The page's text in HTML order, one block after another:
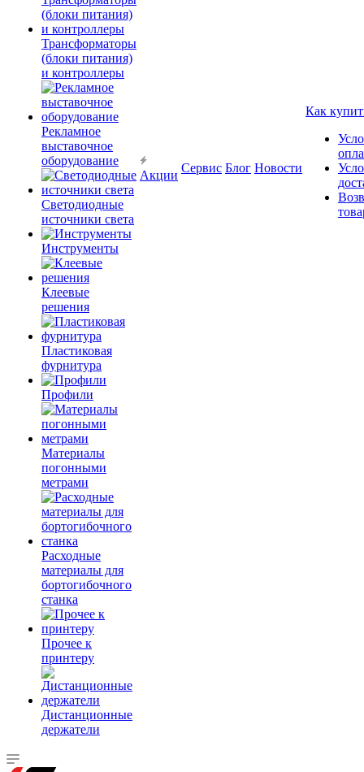
Трансформаторы
(блоки питания)
и контроллеры
Рекламное
выставочное
оборудование
Светодиодные
источники света
Инструменты
Клеевые
решения
Пластиковая
фурнитура
Профили
Материалы
погонными
метрами
Расходные
материалы для
бортогибочного
станка
Прочее к
принтеру
Дистанционные
держатели
Акции
Сервис Блог Новости
Как